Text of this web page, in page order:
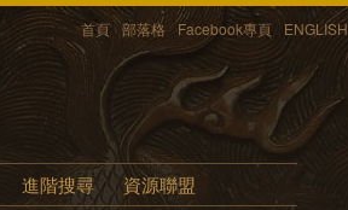
首頁 部落格 Facebook專頁 ENGLISH
進階搜尋 資源聯盟